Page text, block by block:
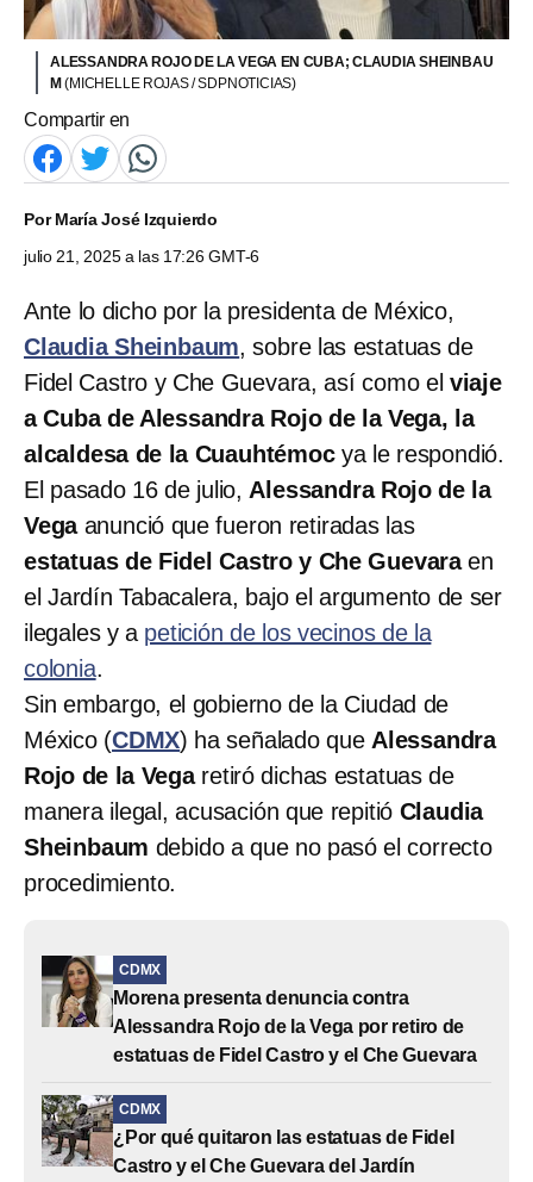
ALESSANDRA ROJO DE LA VEGA EN CUBA; CLAUDIA SHEINBAU
M(MICHELLE ROJAS / SDPNOTICIAS)
Compartir en
PorMaría José Izquierdo
julio 21, 2025 a las 17:26 GMT-6
Ante lo dicho por la presidenta de México,
Claudia Sheinbaum, sobre las estatuas de
Fidel Castro y Che Guevara, así como el viaje
a Cuba de Alessandra Rojo de la Vega, la
alcaldesa de la Cuauhtémocya le respondió.
El pasado 16 de julio, Alessandra Rojo de la
Vegaanunció que fueron retiradas las
estatuas de Fidel Castro y Che Guevaraen
el Jardín Tabacalera, bajo el argumento de ser
ilegales y a petición de los vecinos de la
colonia.
Sin embargo, el gobierno de la Ciudad de
México (CDMX) ha señalado que Alessandra
Rojo de la Vegaretiró dichas estatuas de
manera ilegal, acusación que repitió Claudia
Sheinbaum debido a que no pasó el correcto
procedimiento.
CDMX
Morena presenta denuncia contra
Alessandra Rojo de la Vega por retiro de
estatuas de Fidel Castro y el Che Guevara
CDMX
¿Por qué quitaron las estatuas de Fidel
Castro y el Che Guevara del Jardín